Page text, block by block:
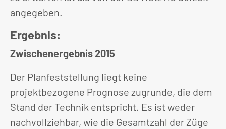
angegeben.
Ergebnis:
Zwischenergebnis 2015
Der Planfeststellung liegt keine
projektbezogene Prognose zugrunde, die dem
Stand der Technik entspricht. Es ist weder
nachvollziehbar, wie die Gesamtzahl der Züge